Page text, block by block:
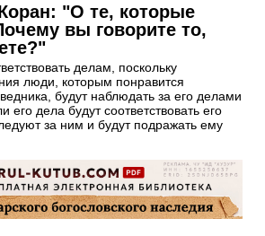
"О те, которые
вы говорите то,
делам, поскольку
люди, которым понравится
будут наблюдать за его делами
его дела будут соответствовать его
за ним и будут подражать ему